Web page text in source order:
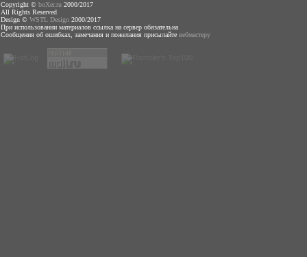
Copyright © boXer.ru 2000/2017
All Rights Reserved
Design © WSTL Design 2000/2017
При использовании материалов ссылка на сервер обязательна
Сообщения об ошибках, замечания и пожелания присылайте вебмастеру